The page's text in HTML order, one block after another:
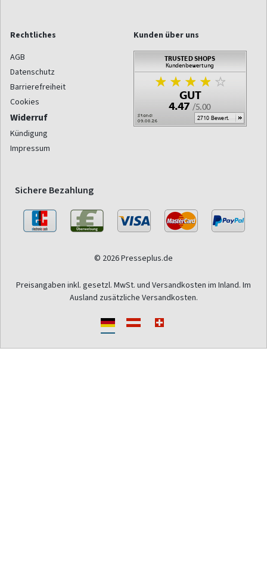
Rechtliches
AGB
Datenschutz
Barrierefreiheit
Cookies
Widerruf
Kündigung
Impressum
Kunden über uns
Sichere Bezahlung
© 2026 Presseplus.de
Preisangaben inkl. gesetzl. MwSt. und Versandkosten im Inland. Im
Ausland zusätzliche Versandkosten.